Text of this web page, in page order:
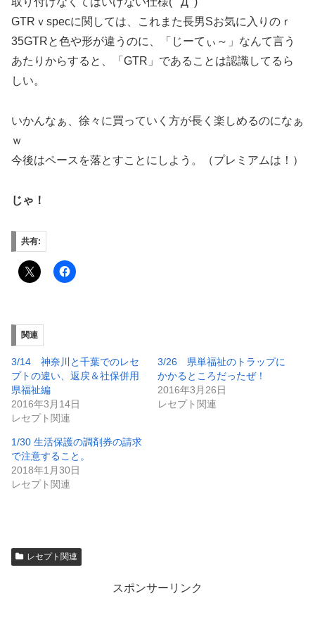
GTRｖspecに関しては、これまた長男Sお気に入りのｒ
35GTRと色や形が違うのに、「じーてぃ～」なんて言う
あたりからすると、「GTR」であることは認識してるら
しい。
いかんなぁ、徐々に買っていく方が長く楽しめるのになぁ
ｗ
今後はペースを落とすことにしよう。（プレミアムは！）
じゃ！
共有:
関連
3/14 神奈川と千葉でのレセ
プトの違い、返戻＆社保併用
県福祉編
2016年3月14日
レセプト関連
3/26 県単福祉のトラップに
かかるところだったぜ！
2016年3月26日
レセプト関連
1/30 生活保護の調剤券の請求
で注意すること。
2018年1月30日
レセプト関連
レセプト関連
スポンサーリンク